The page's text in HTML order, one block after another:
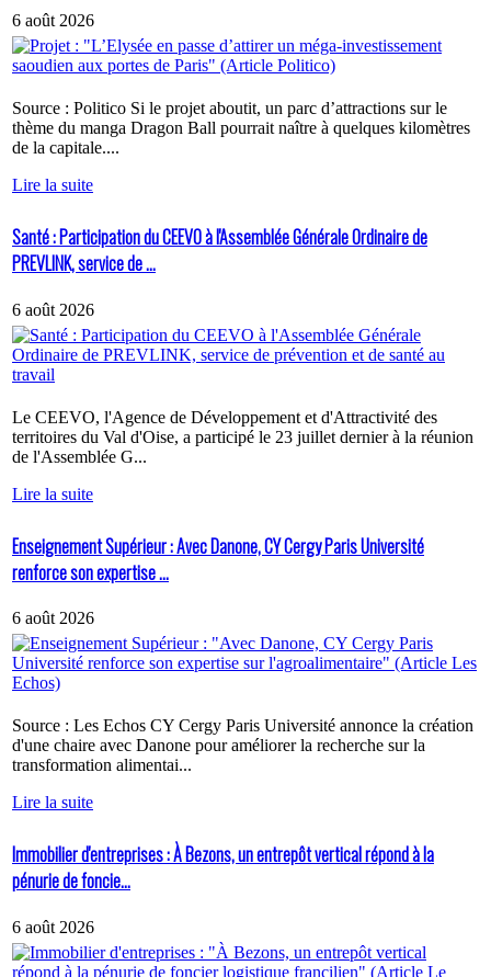
6 août 2026
Source : Politico Si le projet aboutit, un parc d’attractions sur le
thème du manga Dragon Ball pourrait naître à quelques kilomètres
de la capitale....
Lire la suite
Santé : Participation du CEEVO à l'Assemblée Générale Ordinaire de
PREVLINK, service de ...
6 août 2026
Le CEEVO, l'Agence de Développement et d'Attractivité des
territoires du Val d'Oise, a participé le 23 juillet dernier à la réunion
de l'Assemblée G...
Lire la suite
Enseignement Supérieur : Avec Danone, CY Cergy Paris Université
renforce son expertise ...
6 août 2026
Source : Les Echos CY Cergy Paris Université annonce la création
d'une chaire avec Danone pour améliorer la recherche sur la
transformation alimentai...
Lire la suite
Immobilier d'entreprises : À Bezons, un entrepôt vertical répond à la
pénurie de foncie...
6 août 2026